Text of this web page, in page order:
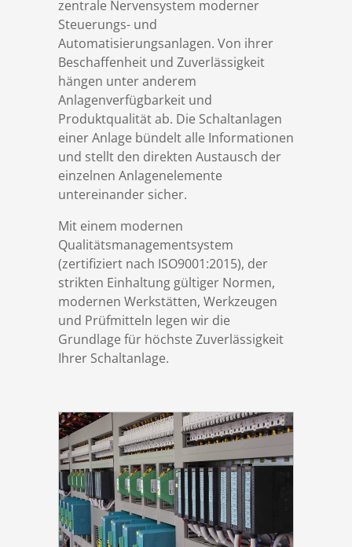
Schaltanlagenbau
Engineering & Consulting
Industrieautomatisierung
Prozessautomatisierung
Simulation
Übersicht
Produktionsplanung 4.0
Digital Operations
iIM - industrial Information Management
Visionssysteme
InduStream
Referenzen
DSD Aktuell
Karriere
Download
Geschäftsbedingungen
Datenschutz
Impressum
zentrale Nervensystem moderner
Steuerungs- und
Automatisierungsanlagen. Von ihrer
Beschaffenheit und Zuverlässigkeit
hängen unter anderem
Anlagenverfügbarkeit und
Produktqualität ab. Die Schaltanlagen
einer Anlage bündelt alle Informationen
und stellt den direkten Austausch der
einzelnen Anlagenelemente
untereinander sicher.
Mit einem modernen
Qualitätsmanagementsystem
(zertifiziert nach ISO9001:2015), der
strikten Einhaltung gültiger Normen,
modernen Werkstätten, Werkzeugen
und Prüfmitteln legen wir die
Grundlage für höchste Zuverlässigkeit
Ihrer Schaltanlage.